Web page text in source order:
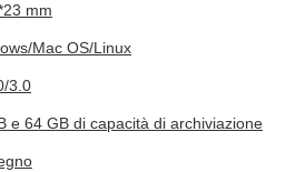
mm
Mac OS/Linux
3.0
e 64 GB di capacità di archiviazione